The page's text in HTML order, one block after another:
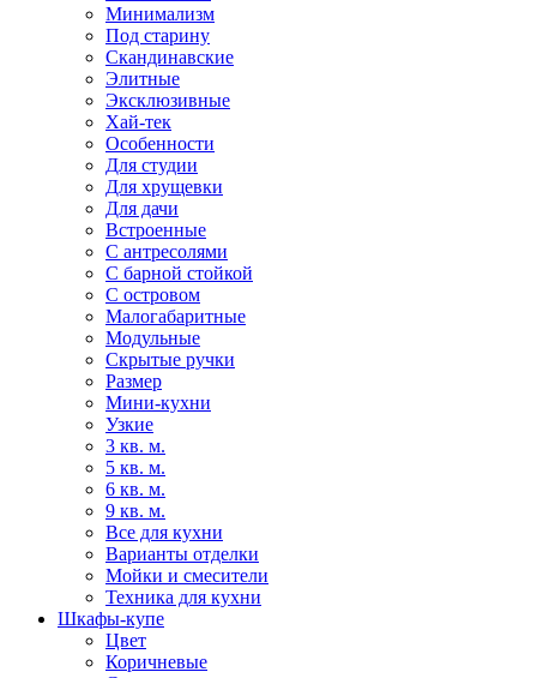
Минимализм
Под старину
Скандинавские
Элитные
Эксклюзивные
Хай-тек
Особенности
Для студии
Для хрущевки
Для дачи
Встроенные
С антресолями
С барной стойкой
С островом
Малогабаритные
Модульные
Скрытые ручки
Размер
Мини-кухни
Узкие
3 кв. м.
5 кв. м.
6 кв. м.
9 кв. м.
Все для кухни
Варианты отделки
Мойки и смесители
Техника для кухни
Шкафы-купе
Цвет
Коричневые